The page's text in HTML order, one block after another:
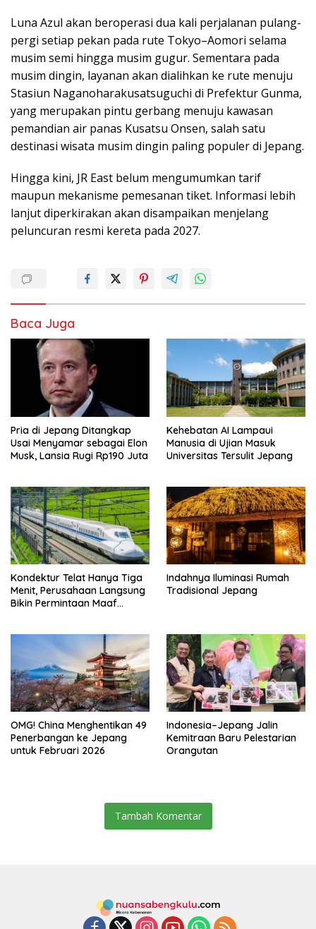
Luna Azul akan beroperasi dua kali perjalanan pulang-
pergi setiap pekan pada rute Tokyo–Aomori selama
musim semi hingga musim gugur. Sementara pada
musim dingin, layanan akan dialihkan ke rute menuju
Stasiun Naganoharakusatsuguchi di Prefektur Gunma,
yang merupakan pintu gerbang menuju kawasan
pemandian air panas Kusatsu Onsen, salah satu
destinasi wisata musim dingin paling populer di Jepang.
Hingga kini, JR East belum mengumumkan tarif
maupun mekanisme pemesanan tiket. Informasi lebih
lanjut diperkirakan akan disampaikan menjelang
peluncuran resmi kereta pada 2027.
Baca Juga
Pria di Jepang Ditangkap
Usai Menyamar sebagai Elon
Musk, Lansia Rugi Rp190 Juta
Kehebatan AI Lampaui
Manusia di Ujian Masuk
Universitas Tersulit Jepang
Kondektur Telat Hanya Tiga
Menit, Perusahaan Langsung
Bikin Permintaan Maaf
Indahnya Iluminasi Rumah
Tradisional Jepang
OMG! China Menghentikan 49
Penerbangan ke Jepang
untuk Februari 2026
Indonesia–Jepang Jalin
Kemitraan Baru Pelestarian
Orangutan
Tambah Komentar